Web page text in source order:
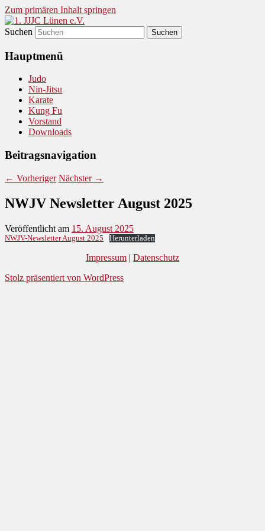
Zum primären Inhalt springen
1. JJJC Lünen e.V.
Judo und Ninjitsu
Suchen
Hauptmenü
Judo
Nin-Jitsu
Karate
Kung Fu
Vorstand
Downloads
Beitragsnavigation
← Vorheriger Nächster →
NWJV Newsletter August 2025
Veröffentlicht am 15. August 2025
NWJV-Newsletter August 2025 Herunterladen
Impressum | Datenschutz
Stolz präsentiert von WordPress